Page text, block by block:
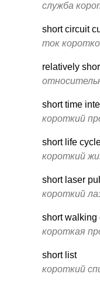
служба
short circuit
ток
relatively
short time
короткий
short life
короткий
short laser
короткий
short walking
короткая
short list
короткий